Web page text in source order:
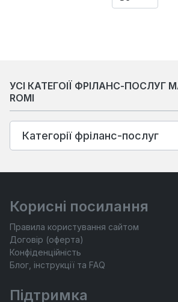
УСІ КАТЕГОІЇ ФРІЛАНС-ПОСЛУГ
ROMI
Категорії фріланс-послуг
Корисні посилання
Правила користування сайтом
Договір (оферта)
Конфіденційність
Блог, інструкції та FAQ
Підтримка